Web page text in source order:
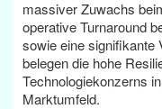
massiver Zuwachs
operative Turnaround
sowie eine signifikante
belegen die hohe
Technologiekonzerns
Marktumfeld.